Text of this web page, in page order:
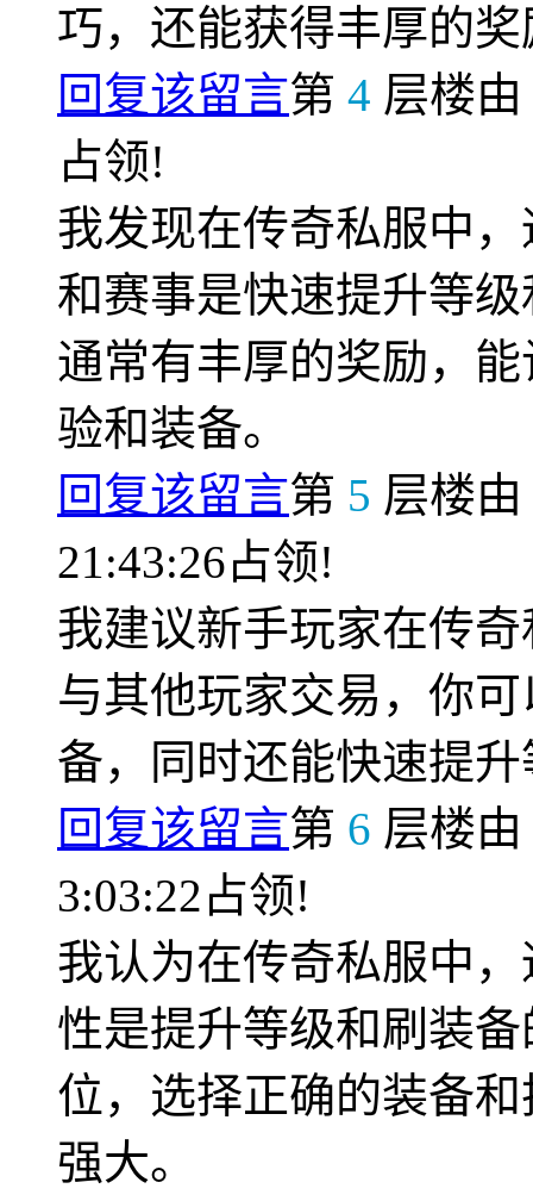
巧，还能获得丰厚的奖
回复该留言第 4 层楼由
占领!
我发现在传奇私服中
和赛事是快速提升等
通常有丰厚的奖励，
验和装备。
回复该留言第 5 层楼由
21:43:26占领!
我建议新手玩家在传
与其他玩家交易，你
备，同时还能快速提
回复该留言第 6 层楼由
3:03:22占领!
我认为在传奇私服中
性是提升等级和刷装
位，选择正确的装备
强大。